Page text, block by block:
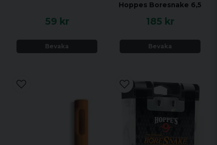
59 kr
Bevaka
Hoppes Boresnake 6,5
185 kr
Bevaka